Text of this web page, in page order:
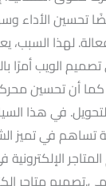
تحسين الأداء
لهذا السبب،
الويب
في هذا
تساهم في تميز
متاجر